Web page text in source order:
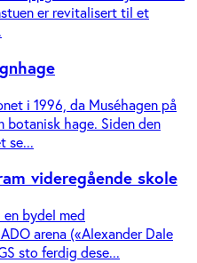
er revitalisert til et
i 1996, da Muséhagen på
botanisk hage. Siden den
se...
videregående skole
bydel med
arena («Alexander Dale
sto ferdig dese...